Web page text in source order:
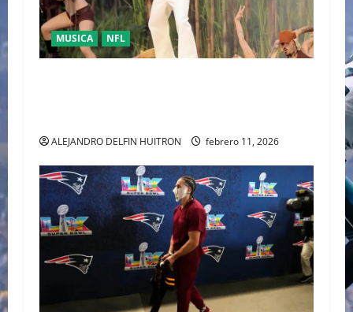
MUSICA NFL
ALEJANDRO DELFIN HUITRON febrero 11, 2026